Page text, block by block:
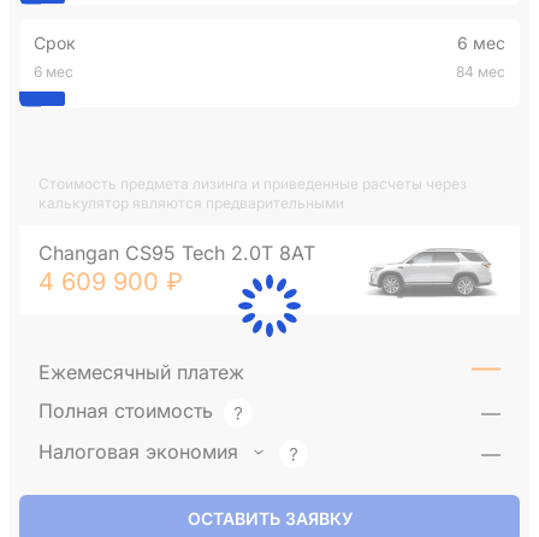
Срок 6 мес
6 мес 84 мес
Стоимость предмета лизинга и приведенные расчеты через
калькулятор являются предварительными
Changan CS95 Tech 2.0T 8AT
4 609 900 ₽
Ежемесячный платеж —
Полная стоимость
—
Налоговая экономия
—
ОСТАВИТЬ ЗАЯВКУ